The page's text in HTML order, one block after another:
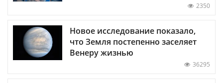
2350
Новое исследование показало,
что Земля постепенно заселяет
Венеру жизнью
36295